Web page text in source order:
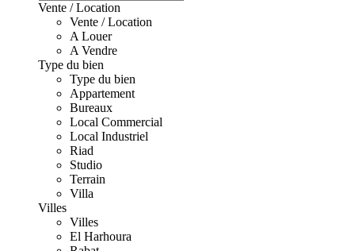
Vente / Location
Vente / Location
A Louer
A Vendre
Type du bien
Type du bien
Appartement
Bureaux
Local Commercial
Local Industriel
Riad
Studio
Terrain
Villa
Villes
Villes
El Harhoura